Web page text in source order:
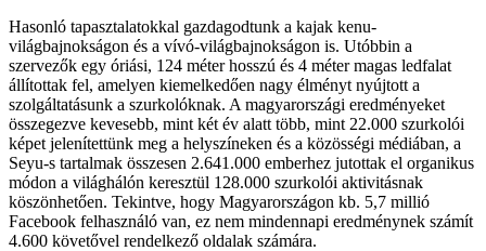
Hasonló tapasztalatokkal gazdagodtunk a kajak kenu-
világbajnokságon és a vívó-világbajnokságon is. Utóbbin a
szervezők egy óriási, 124 méter hosszú és 4 méter magas ledfalat
állítottak fel, amelyen kiemelkedően nagy élményt nyújtott a
szolgáltatásunk a szurkolóknak. A magyarországi eredményeket
összegezve kevesebb, mint két év alatt több, mint 22.000 szurkolói
képet jelenítettünk meg a helyszíneken és a közösségi médiában, a
Seyu-s tartalmak összesen 2.641.000 emberhez jutottak el organikus
módon a világhálón keresztül 128.000 szurkolói aktivitásnak
köszönhetően. Tekintve, hogy Magyarországon kb. 5,7 millió
Facebook felhasználó van, ez nem mindennapi eredménynek számít
4.600 követővel rendelkező oldalak számára.